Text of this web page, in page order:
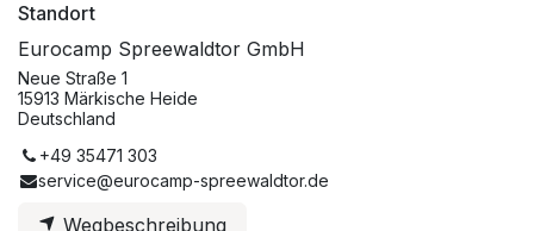
Standort
Eurocamp Spreewaldtor GmbH
Neue Straße 1
15913 Märkische Heide
Deutschland
+49 35471 303
service@eurocamp-spreewaldtor.de
Wegbeschreibung